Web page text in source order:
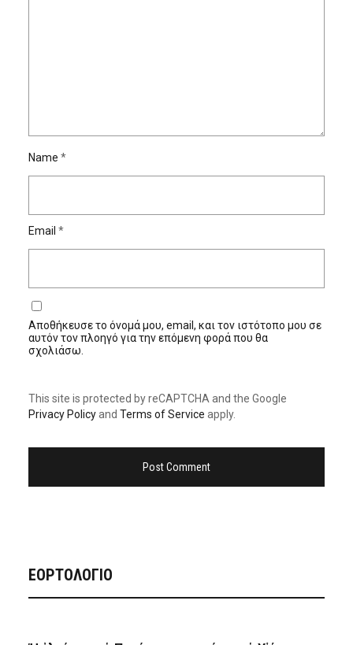
Name *
Email *
Αποθήκευσε το όνομά μου, email, και τον ιστότοπο μου σε
αυτόν τον πλοηγό για την επόμενη φορά που θα
σχολιάσω.
This site is protected by reCAPTCHA and the Google
Privacy Policyand Terms of Service apply.
ΕΟΡΤΟΛΟΓΙΟ